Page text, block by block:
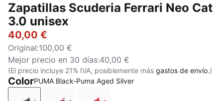
Zapatillas Scuderia Ferrari Neo Cat
3.0 unisex
40,00 €
Original:100,00 €
Mejor precio en 30 días:40,00 €
(El precio incluye 21% IVA, posiblemente más gastos de envío.)
ColorPUMA Black-Puma Aged Silver